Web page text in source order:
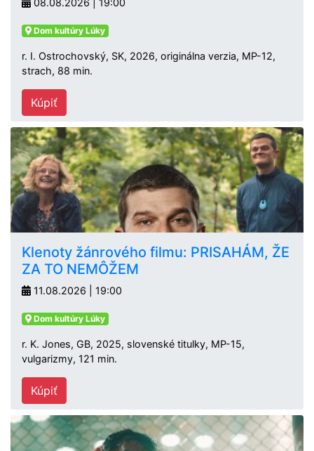
08.08.2026 | 19:00
Dom kultúry Lúky
r. I. Ostrochovský, SK, 2026, originálna verzia, MP-12,
strach, 88 min.
Kúpiť
Klenoty žánrového filmu: PRISAHÁM, ŽE
ZA TO NEMÔŽEM
11.08.2026 | 19:00
Dom kultúry Lúky
r. K. Jones, GB, 2025, slovenské titulky, MP-15,
vulgarizmy, 121 min.
Kúpiť